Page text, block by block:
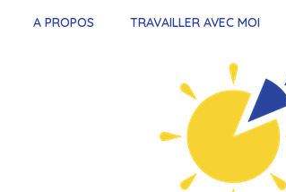
A PROPOS TRAVAILLER AVEC MOI